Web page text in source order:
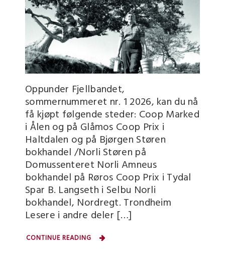
Oppunder Fjellbandet,
sommernummeret nr. 1 2026, kan du nå
få kjøpt følgende steder: Coop Marked
i Ålen og på Glåmos Coop Prix i
Haltdalen og på Bjørgen Støren
bokhandel /Norli Støren på
Domussenteret Norli Amneus
bokhandel på Røros Coop Prix i Tydal
Spar B. Langseth i Selbu Norli
bokhandel, Nordregt. Trondheim
Lesere i andre deler […]
CONTINUE READING